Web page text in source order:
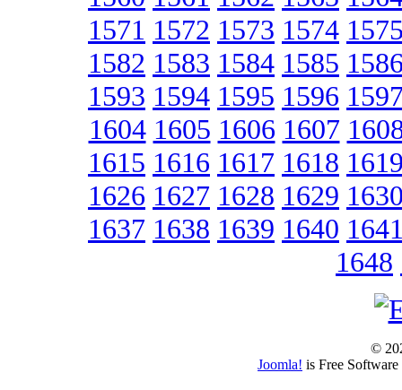
1571 1572 1573 1574
1582 1583 1584 1585
1593 1594 1595 1596
1604 1605 1606 1607
1615 1616 1617 1618
1626 1627 1628 1629
1637 1638 1639 1640
1648
©
Joomla! is Free